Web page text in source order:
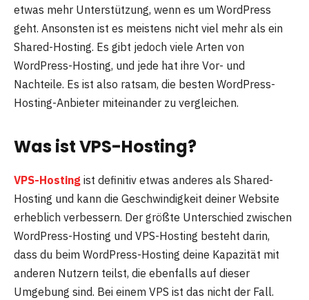
etwas mehr Unterstützung, wenn es um WordPress
geht. Ansonsten ist es meistens nicht viel mehr als ein
Shared-Hosting. Es gibt jedoch viele Arten von
WordPress-Hosting, und jede hat ihre Vor- und
Nachteile. Es ist also ratsam, die besten WordPress-
Hosting-Anbieter miteinander zu vergleichen.
Was ist VPS-Hosting?
VPS-Hosting ist definitiv etwas anderes als Shared-
Hosting und kann die Geschwindigkeit deiner Website
erheblich verbessern. Der größte Unterschied zwischen
WordPress-Hosting und VPS-Hosting besteht darin,
dass du beim WordPress-Hosting deine Kapazität mit
anderen Nutzern teilst, die ebenfalls auf dieser
Umgebung sind. Bei einem VPS ist das nicht der Fall.